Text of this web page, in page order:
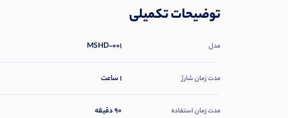
توضیحات تکمیلی
مدل MSHD-001
مدت زمان شارژ 1 ساعت
مدت زمان استفاده 90 دقیقه